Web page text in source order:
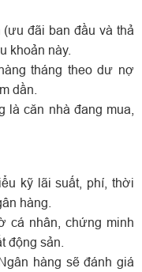
đãi ban đầu và thả
khoản này.
tháng theo dư nợ
dần.
là căn nhà đang mua,
kỹ lãi suất, phí, thời
hàng.
cá nhân, chứng minh
động sản.
hàng sẽ đánh giá